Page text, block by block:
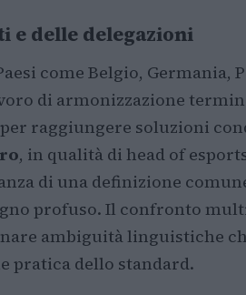
e delle delegazioni
come Belgio, Germania,
di armonizzazione
raggiungere soluzioni
, in qualità di head of
di una definizione
profuso. Il confronto
ambiguità linguistiche
pratica dello standard.